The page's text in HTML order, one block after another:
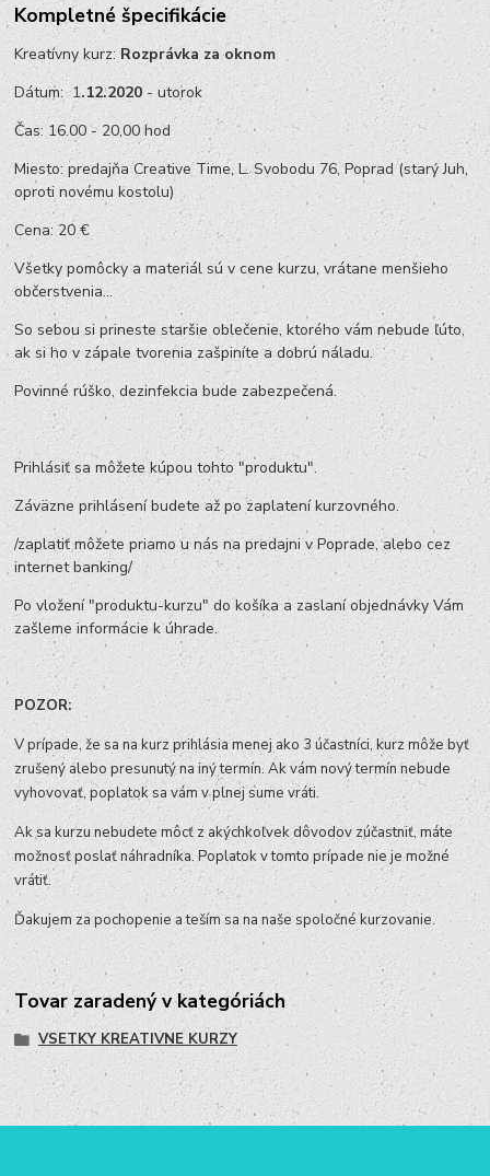
Kompletné špecifikácie
Kreatívny kurz: Rozprávka za oknom
Dátum: 1.12.2020 - utorok
Čas: 16.00 - 20,00 hod
Miesto: predajňa Creative Time, L. Svobodu 76, Poprad (starý Juh,
oproti novému kostolu)
Cena: 20 €
Všetky pomôcky a materiál sú v cene kurzu, vrátane menšieho
občerstvenia...
So sebou si prineste staršie oblečenie, ktorého vám nebude ľúto,
ak si ho v zápale tvorenia zašpiníte a dobrú náladu.
Povinné rúško, dezinfekcia bude zabezpečená.
Prihlásiť sa môžete kúpou tohto "produktu".
Záväzne prihlásení budete až po zaplatení kurzovného.
/zaplatiť môžete priamo u nás na predajni v Poprade, alebo cez
internet banking/
Po vložení "produktu-kurzu" do košíka a zaslaní objednávky Vám
zašleme informácie k úhrade.
POZOR:
V prípade, že sa na kurz prihlásia menej ako 3 účastníci, kurz môže byť
zrušený alebo presunutý na iný termín. Ak vám nový termín nebude
vyhovovať, poplatok sa vám v plnej sume vráti.
Ak sa kurzu nebudete môcť z akýchkoľvek dôvodov zúčastniť, máte
možnosť poslať náhradníka. Poplatok v tomto prípade nie je možné
vrátiť.
Ďakujem za pochopenie a teším sa na naše spoločné kurzovanie.
Tovar zaradený v kategóriách
VSETKY KREATIVNE KURZY